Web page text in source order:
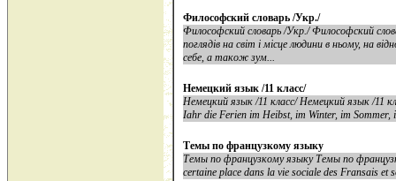
Философский словарь /Укр./
Философский словарь /Укр./ Философский
поглядів на світ і місце людини в ньому, на
себе, а також зум...
Немецкий язык /11 класс/
Немецкий язык /11 класс/ Немецкий язык /11
Iahr die Ferien im Heibst, im Winter, im
Темы по французкому языку
Темы по французкому языку Темы по
certaine place dans la vie sociale des Fransais